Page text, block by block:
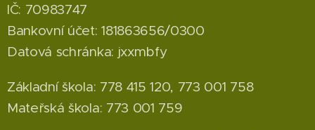
IČ: 70983747
Bankovní účet: 181863656/0300
Datová schránka: jxxmbfy
Základní škola: 778 415 120, 773 001 758
Mateřská škola: 773 001 759